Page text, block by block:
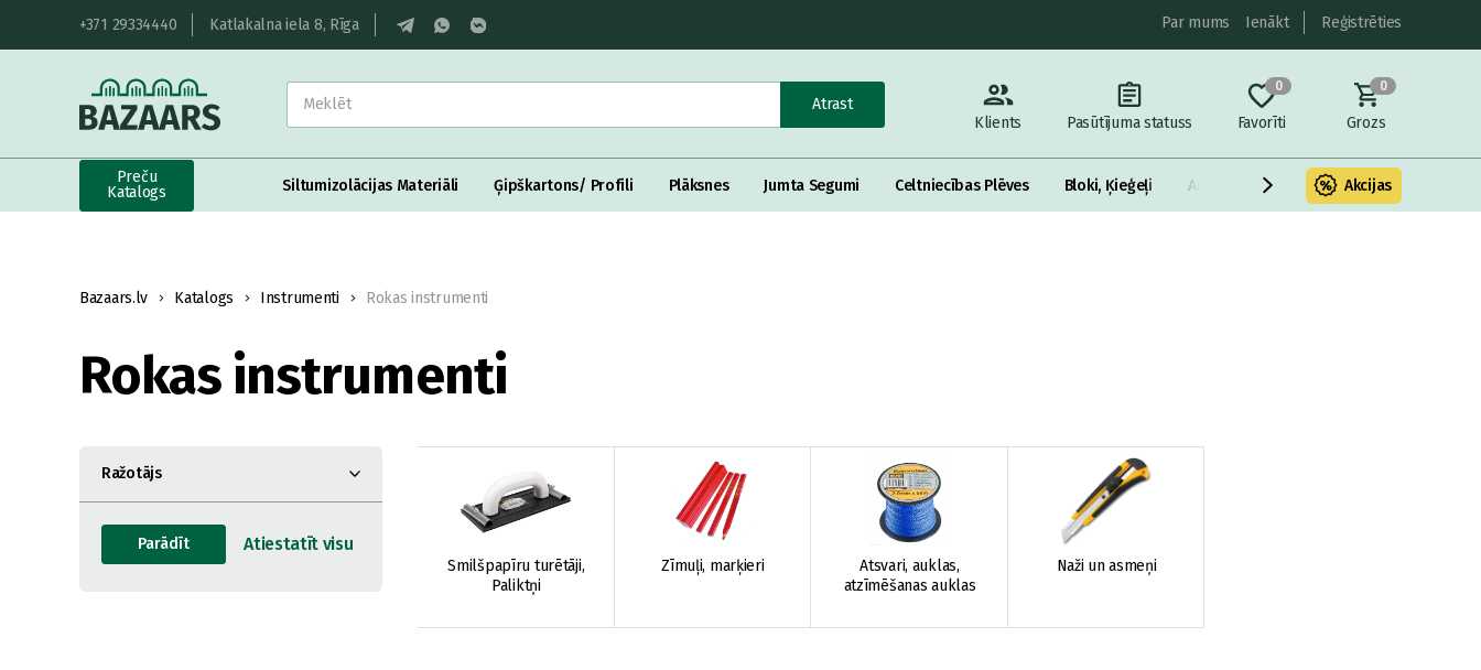
+371 29334440 Katlakalna iela 8, Rīga Par mums Ienākt Reģistrēties
Atrast
Klients
Pasūtījuma statuss
0
Favorīti
0
Grozs
Preču
Katalogs
Siltumizolācijas Materiāli Ģipškartons/ Profili Plāksnes Jumta Segumi Celtniecības Plēves Bloki, Ķieģeļi Armatūra un metāls Fasādes
Akcijas
Bazaars.lv Katalogs Instrumenti Rokas instrumenti
Rokas instrumenti
Ražotājs
Smilšpapīru turētāji,
Paliktņi
Zīmuļi, marķieri
Atsvari, auklas,
atzīmēšanas auklas
Naži un asmeņi